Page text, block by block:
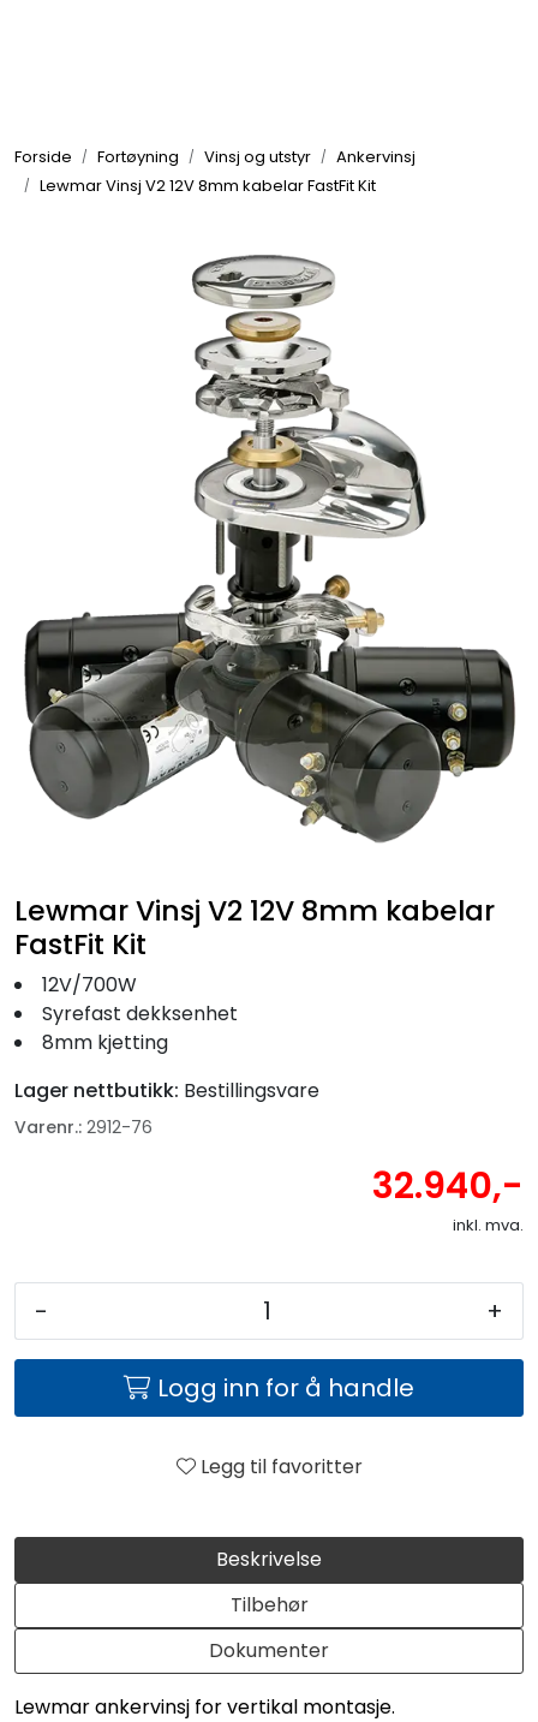
Forside Fortøyning Vinsj og utstyr
Ankervinsj
Lewmar Vinsj V2 12V 8mm kabelar FastFit Kit
Beskrivelse
Tilbehør
Dokumenter
Lewmar ankervinsj for vertikal montasje.
Lewmar Vinsj V2 12V 8mm kabelar
FastFit Kit
12V/700W
Syrefast dekksenhet
8mm kjetting
Lager nettbutikk: Bestillingsvare
Varenr.: 2912-76
32.940,-
inkl. mva.
- +
Logg inn for å handle
Legg til favoritter
Elektrisk
Fritid/Sikkerhet
Båtpleie/Opplag
Seil